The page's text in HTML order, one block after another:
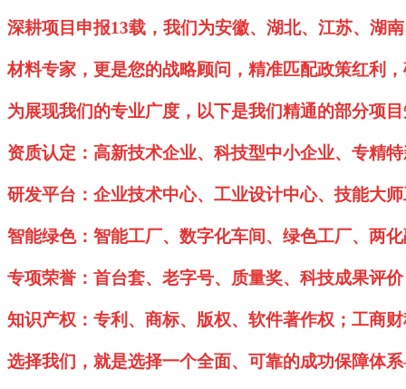
深耕项目申报13载，我们为安徽、湖北、江苏、湖
材料专家，更是您的战略顾问，精准匹配政策红利
为展现我们的专业广度，以下是我们精通的部分项
资质认定：高新技术企业、科技型中小企业、专精
研发平台：企业技术中心、工业设计中心、技能大
智能绿色：智能工厂、数字化车间、绿色工厂、两
专项荣誉：首台套、老字号、质量奖、科技成果评
知识产权：专利、商标、版权、软件著作权；工商
选择我们，就是选择一个全面、可靠的成功保障